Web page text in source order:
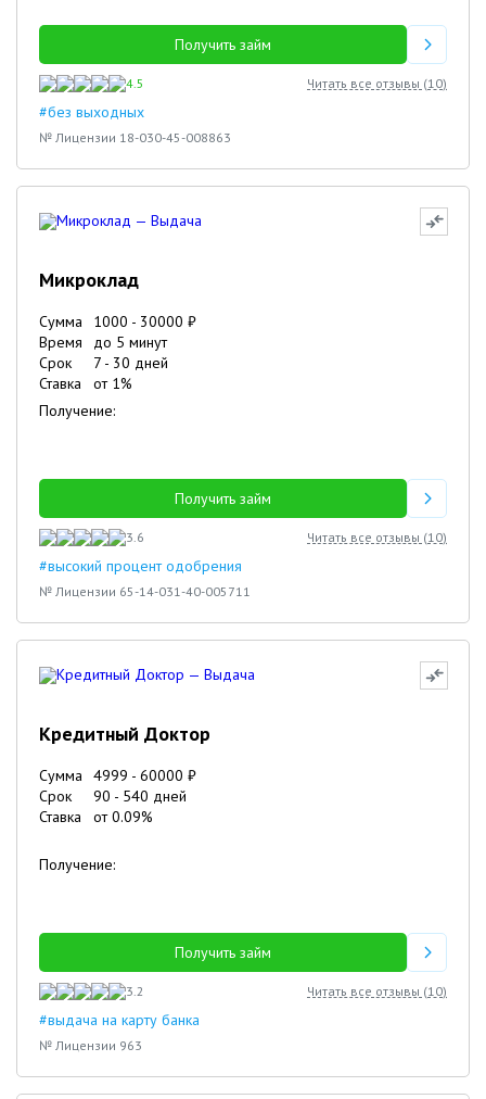
Получить займ
4.5 Читать все отзывы (10)
#без выходных
№ Лицензии 18-030-45-008863
Микроклад
Сумма 1000 - 30000 ₽
Время
до 5 минут
Срок
7 - 30 дней
Ставка
от 1%
Получение:
Получить займ
3.6 Читать все отзывы (10)
#высокий процент одобрения
№ Лицензии 65-14-031-40-005711
Кредитный Доктор
Сумма 4999 - 60000 ₽
Срок
90 - 540 дней
Ставка
от0.09%
Получение:
Получить займ
3.2 Читать все отзывы (10)
#выдача на карту банка
№ Лицензии 963